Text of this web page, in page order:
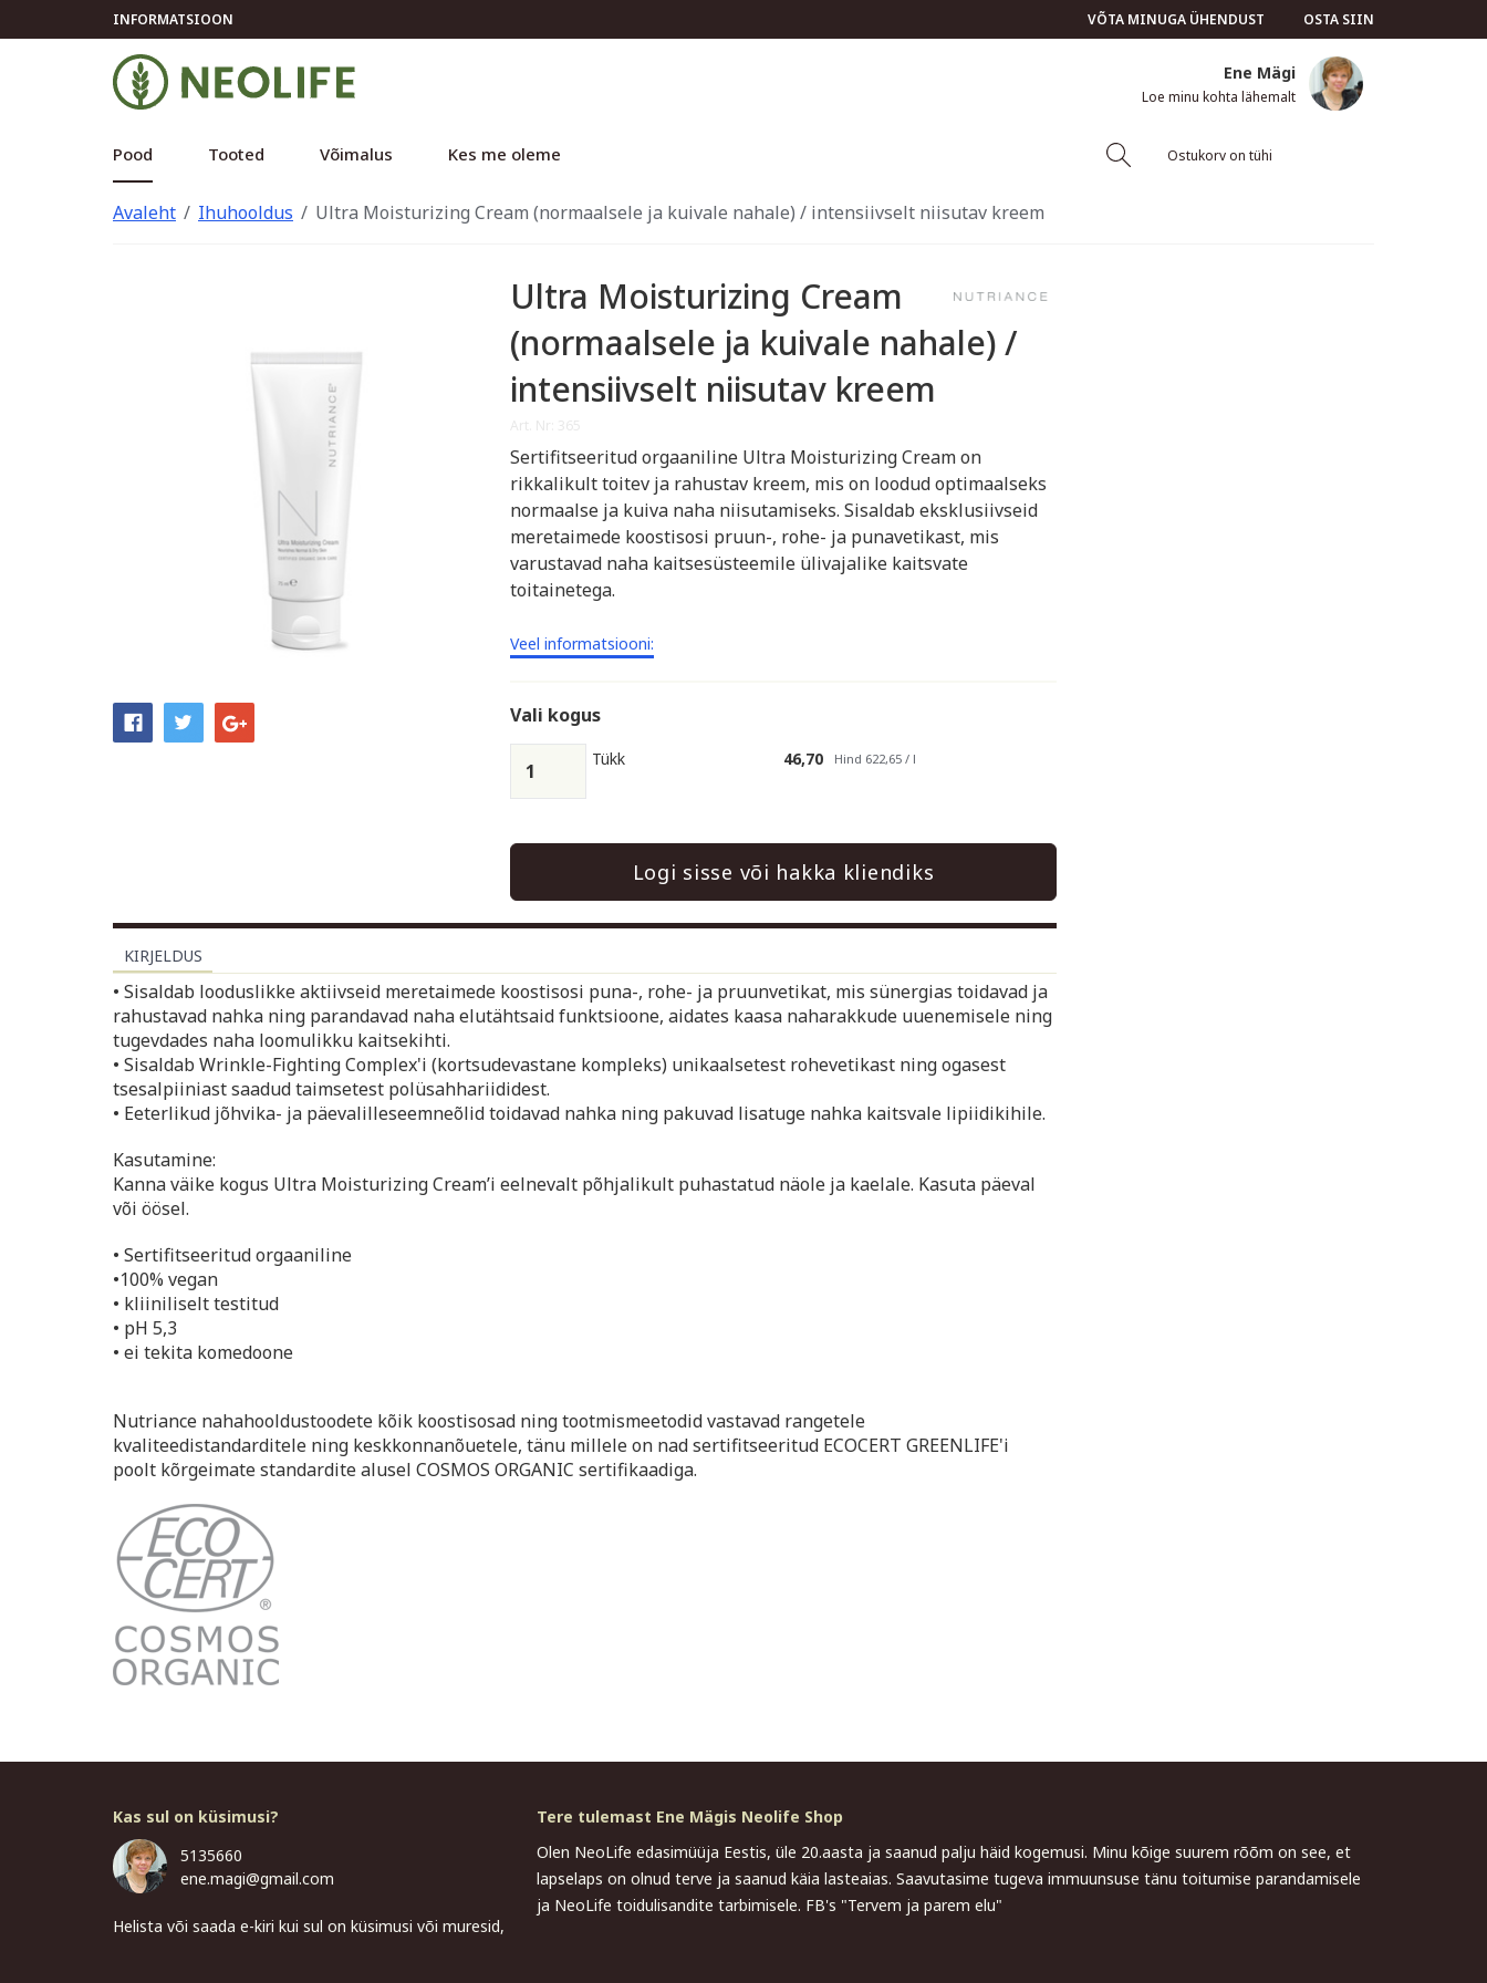
OSTA SIIN
VÕTA MINUGA ÜHENDUST
INFORMATSIOON
Ene Mägi
Loe minu kohta lähemalt
Ostukorv on tühi
Pood Tooted Võimalus Kes me oleme
Avaleht Ihuhooldus Ultra Moisturizing Cream (normaalsele ja kuivale nahale) / intensiivselt niisutav kreem
Ultra Moisturizing Cream
(normaalsele ja kuivale nahale) /
intensiivselt niisutav kreem
Sertifitseeritud orgaaniline Ultra Moisturizing Cream on
rikkalikult toitev ja rahustav kreem, mis on loodud optimaalseks
normaalse ja kuiva naha niisutamiseks. Sisaldab eksklusiivseid
meretaimede koostisosi pruun-, rohe- ja punavetikast, mis
varustavad naha kaitsesüsteemile ülivajalike kaitsvate
toitainetega.
Veel informatsiooni:
Vali kogus
Tükk 46,70 Hind 622,65 / l
Logi sisse või hakka kliendiks
KIRJELDUS
• Sisaldab looduslikke aktiivseid meretaimede koostisosi puna-, rohe- ja pruunvetikat, mis sünergias toidavad ja
rahustavad nahka ning parandavad naha elutähtsaid funktsioone, aidates kaasa naharakkude uuenemisele ning
tugevdades naha loomulikku kaitsekihti.
• Sisaldab Wrinkle-Fighting Complex'i (kortsudevastane kompleks) unikaalsetest rohevetikast ning ogasest
tsesalpiiniast saadud taimsetest polüsahhariididest.
• Eeterlikud jõhvika- ja päevalilleseemneõlid toidavad nahka ning pakuvad lisatuge nahka kaitsvale lipiidikihile.
Kasutamine:
Kanna väike kogus Ultra Moisturizing Cream’i eelnevalt põhjalikult puhastatud näole ja kaelale. Kasuta päeval
või öösel.
• Sertifitseeritud orgaaniline
•100% vegan
• kliiniliselt testitud
• pH 5,3
• ei tekita komedoone
Nutriance nahahooldustoodete kõik koostisosad ning tootmismeetodid vastavad rangetele
kvaliteedistandarditele ning keskkonnanõuetele, tänu millele on nad sertifitseeritud ECOCERT GREENLIFE'i
poolt kõrgeimate standardite alusel COSMOS ORGANIC sertifikaadiga.
Kas sul on küsimusi?
5135660
ene.magi@gmail.com
Helista või saada e-kiri kui sul on küsimusi või muresid,
Tere tulemast Ene Mägis Neolife Shop
Olen NeoLife edasimüüja Eestis, üle 20.aasta ja saanud palju häid kogemusi. Minu kõige suurem rõõm on see, et
lapselaps on olnud terve ja saanud käia lasteaias. Saavutasime tugeva immuunsuse tänu toitumise parandamisele
ja NeoLife toidulisandite tarbimisele. FB's "Tervem ja parem elu"